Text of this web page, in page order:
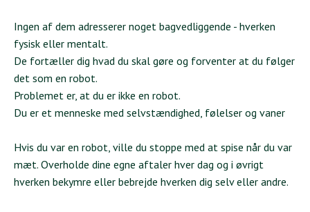
Ingen af dem adresserer noget bagvedliggende - hverken
fysisk eller mentalt.
De fortæller dig hvad du skal gøre og forventer at du følger
det som en robot.
Problemet er, at du er ikke en robot.
Du er et menneske med selvstændighed, følelser og vaner
Hvis du var en robot, ville du stoppe med at spise når du var
mæt. Overholde dine egne aftaler hver dag og i øvrigt
hverken bekymre eller bebrejde hverken dig selv eller andre.